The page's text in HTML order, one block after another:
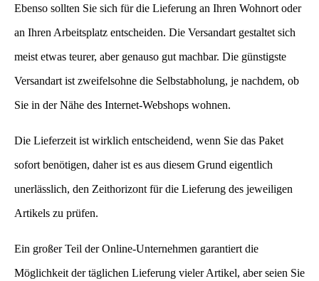
Ebenso sollten Sie sich für die Lieferung an Ihren Wohnort oder
an Ihren Arbeitsplatz entscheiden. Die Versandart gestaltet sich
meist etwas teurer, aber genauso gut machbar. Die günstigste
Versandart ist zweifelsohne die Selbstabholung, je nachdem, ob
Sie in der Nähe des Internet-Webshops wohnen.
Die Lieferzeit ist wirklich entscheidend, wenn Sie das Paket
sofort benötigen, daher ist es aus diesem Grund eigentlich
unerlässlich, den Zeithorizont für die Lieferung des jeweiligen
Artikels zu prüfen.
Ein großer Teil der Online-Unternehmen garantiert die
Möglichkeit der täglichen Lieferung vieler Artikel, aber seien Sie